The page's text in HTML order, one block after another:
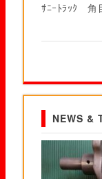
ｻﾆｰﾄﾗｯｸ 角
NEWS &